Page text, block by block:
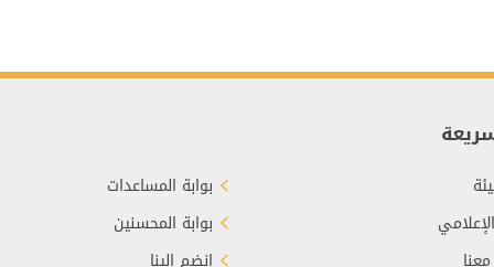
بوابة المساعدات
بوابة المحسنين
انضم إلينا